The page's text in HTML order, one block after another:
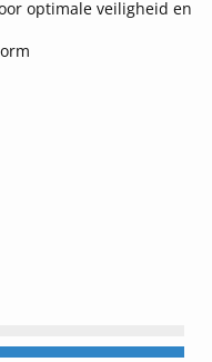
optimale veiligheid en